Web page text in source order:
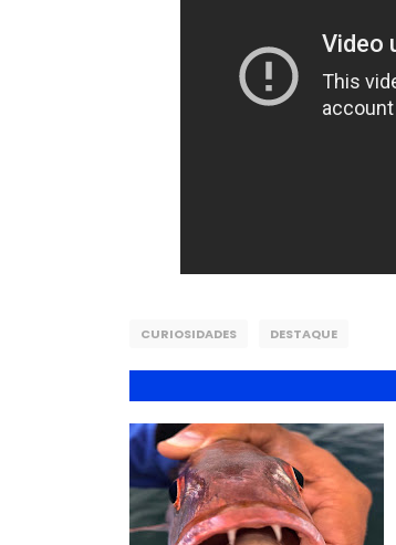
CURIOSIDADES DESTAQUE